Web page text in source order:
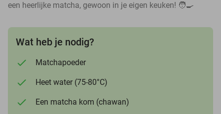
een heerlijke matcha, gewoon in je eigen keuken! 🧑🍳
Wat heb je nodig?
Matchapoeder
Heet water (75-80°C)
Een matcha kom (chawan)